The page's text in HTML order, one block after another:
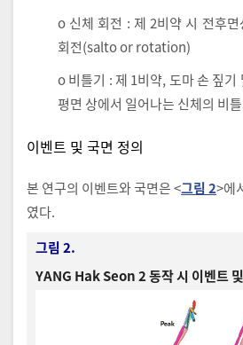
o 신체 회전 : 제 2비약 시 전후
회전(salto or rotation)
o 비틀기 : 제 1비약, 도마 손 짚기
평면 상에서 일어나는 신체의
이벤트 및 국면 정의
본 연구의 이벤트와 국면은 <그림 2>에
였다.
그림 2.
YANG Hak Seon 2 동작 시 이벤트